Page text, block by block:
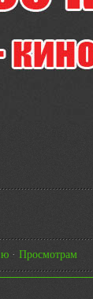
· Просмотрам